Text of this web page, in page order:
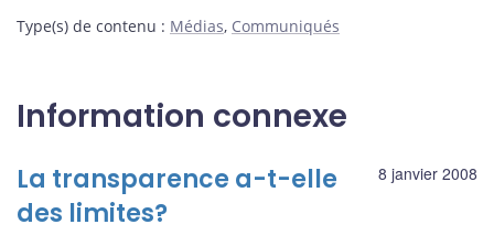
Type(s) de contenu : Médias, Communiqués
Information connexe
8 janvier 2008
La transparence a-t-elle
des limites?